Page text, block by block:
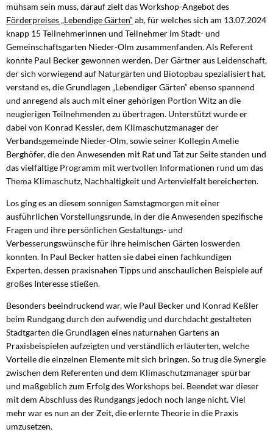
mühsam sein muss, darauf zielt das Workshop-Angebot des
Förderpreises „Lebendige Gärten“ ab, für welches sich am 13.07.2024
knapp 15 Teilnehmerinnen und Teilnehmer im Stadt- und
Gemeinschaftsgarten Nieder-Olm zusammenfanden. Als Referent
konnte Paul Becker gewonnen werden. Der Gärtner aus Leidenschaft,
der sich vorwiegend auf Naturgärten und Biotopbau spezialisiert hat,
verstand es, die Grundlagen „Lebendiger Gärten“ ebenso spannend
und anregend als auch mit einer gehörigen Portion Witz an die
neugierigen Teilnehmenden zu übertragen. Unterstützt wurde er
dabei von Konrad Kessler, dem Klimaschutzmanager der
Verbandsgemeinde Nieder-Olm, sowie seiner Kollegin Amelie
Berghöfer, die den Anwesenden mit Rat und Tat zur Seite standen und
das vielfältige Programm mit wertvollen Informationen rund um das
Thema Klimaschutz, Nachhaltigkeit und Artenvielfalt bereicherten.
Los ging es an diesem sonnigen Samstagmorgen mit einer
ausführlichen Vorstellungsrunde, in der die Anwesenden spezifische
Fragen und ihre persönlichen Gestaltungs- und
Verbesserungswünsche für ihre heimischen Gärten loswerden
konnten. In Paul Becker hatten sie dabei einen fachkundigen
Experten, dessen praxisnahen Tipps und anschaulichen Beispiele auf
großes Interesse stießen.
Besonders beeindruckend war, wie Paul Becker und Konrad Keßler
beim Rundgang durch den aufwendig und durchdacht gestalteten
Stadtgarten die Grundlagen eines naturnahen Gartens an
Praxisbeispielen aufzeigten und verständlich erläuterten, welche
Vorteile die einzelnen Elemente mit sich bringen. So trug die Synergie
zwischen dem Referenten und dem Klimaschutzmanager spürbar
und maßgeblich zum Erfolg des Workshops bei. Beendet war dieser
mit dem Abschluss des Rundgangs jedoch noch lange nicht. Viel
mehr war es nun an der Zeit, die erlernte Theorie in die Praxis
umzusetzen.